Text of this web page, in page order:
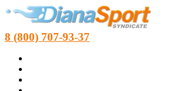
8 (800) 707-93-37